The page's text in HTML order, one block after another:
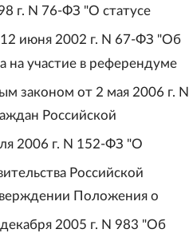
г. N 76-ФЗ "О статусе
июня 2002 г. N 67-ФЗ "Об
на участие в референдуме
законом от 2 мая 2006 г. N
Российской
2006 г. N 152-ФЗ "О
Российской
Положения о
2005 г. N 983 "Об